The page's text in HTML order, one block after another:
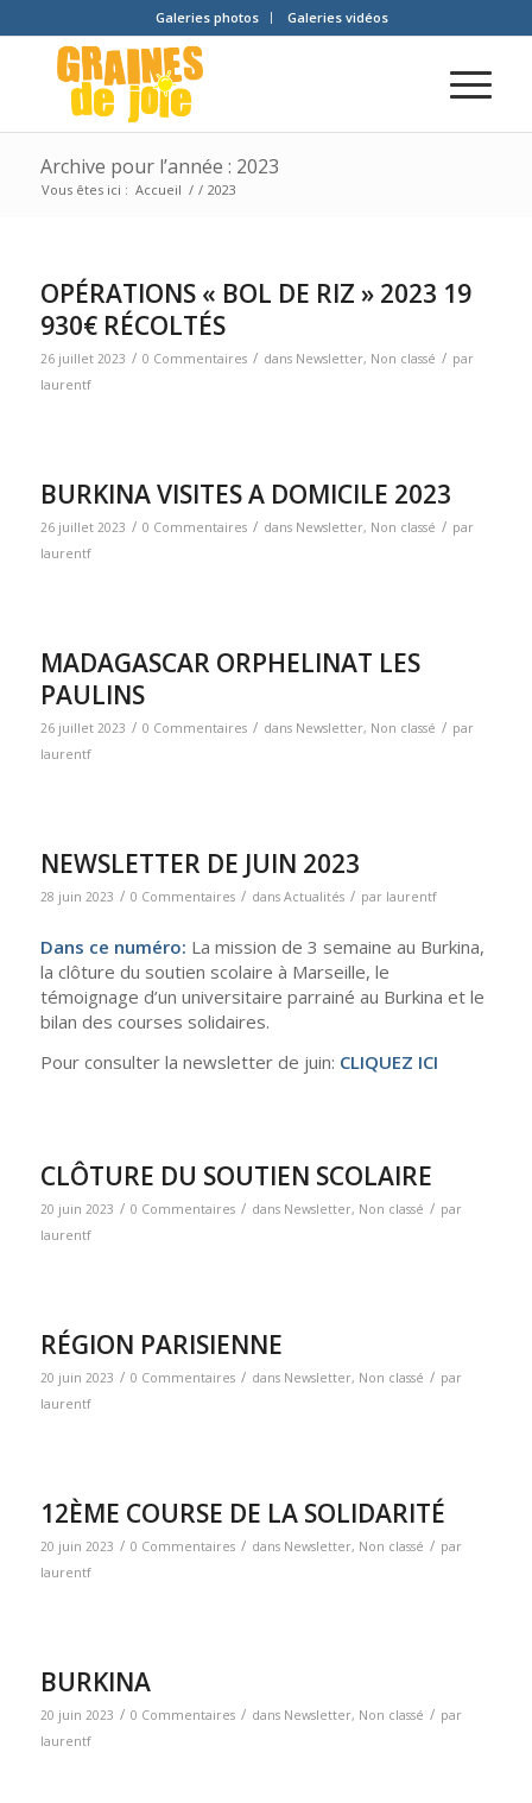
Galeries photos Galeries vidéos
Archive pour l’année : 2023
Vous êtes ici : Accueil / / 2023
OPÉRATIONS « BOL DE RIZ » 2023 19
930€ RÉCOLTÉS
26 juillet 2023 / 0 Commentaires / dans Newsletter, Non classé / par
laurentf
BURKINA VISITES A DOMICILE 2023
26 juillet 2023 / 0 Commentaires / dans Newsletter, Non classé / par
laurentf
MADAGASCAR ORPHELINAT LES
PAULINS
26 juillet 2023 / 0 Commentaires / dans Newsletter, Non classé / par
laurentf
NEWSLETTER DE JUIN 2023
28 juin 2023 / 0 Commentaires / dans Actualités / par laurentf
Dans ce numéro: La mission de 3 semaine au Burkina,
la clôture du soutien scolaire à Marseille, le
témoignage d’un universitaire parrainé au Burkina et le
bilan des courses solidaires.
Pour consulter la newsletter de juin: CLIQUEZ ICI
CLÔTURE DU SOUTIEN SCOLAIRE
20 juin 2023 / 0 Commentaires / dans Newsletter, Non classé / par
laurentf
RÉGION PARISIENNE
20 juin 2023 / 0 Commentaires / dans Newsletter, Non classé / par
laurentf
12ÈME COURSE DE LA SOLIDARITÉ
20 juin 2023 / 0 Commentaires / dans Newsletter, Non classé / par
laurentf
BURKINA
20 juin 2023 / 0 Commentaires / dans Newsletter, Non classé / par
laurentf